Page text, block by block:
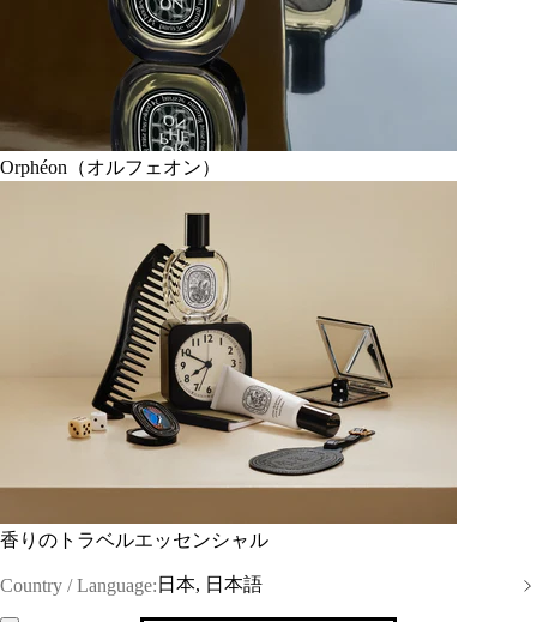
Orphéon（オルフェオン）
香りのトラベルエッセンシャル
Country / Language: 日本, 日本語